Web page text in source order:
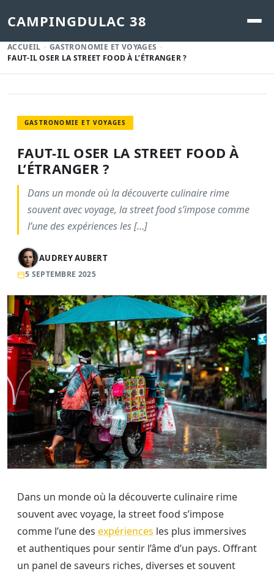
CAMPINGDULAC 38
ACCUEIL
GASTRONOMIE ET VOYAGES
FAUT-IL OSER LA STREET FOOD À L’ÉTRANGER ?
GASTRONOMIE ET VOYAGES
FAUT-IL OSER LA STREET FOOD À
L’ÉTRANGER ?
Dans un monde où la découverte culinaire rime
souvent avec voyage, la street food s’impose comme
l’une des expériences les […]
AUDREY AUBERT
5 SEPTEMBRE 2025
Dans un monde où la découverte culinaire rime
souvent avec voyage, la street food s’impose
comme l’une des expériences les plus immersives
et authentiques pour sentir l’âme d’un pays. Offrant
un panel de saveurs riches, diverses et souvent